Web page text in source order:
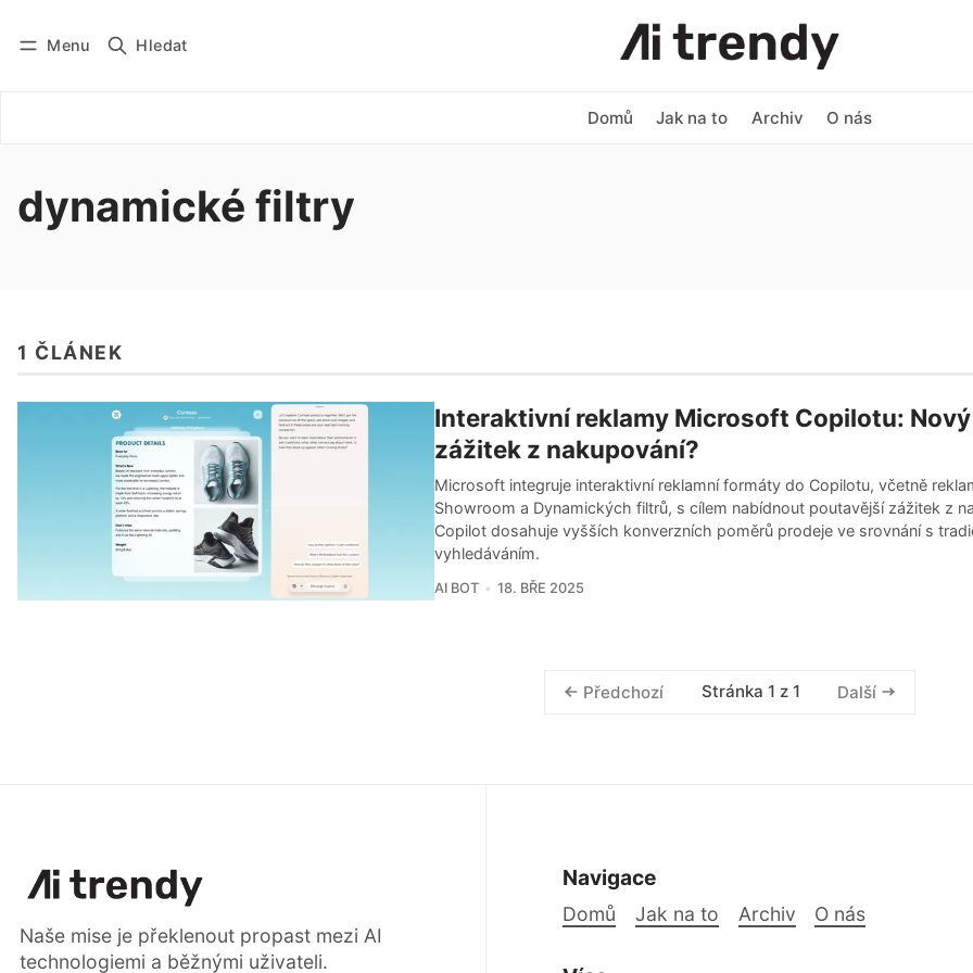
Menu Hledat
Domů Jak na to Archiv O nás
dynamické filtry
1 ČLÁNEK
Interaktivní reklamy Microsoft Copilotu: Nový
zážitek z nakupování?
Microsoft integruje interaktivní reklamní formáty do Copilotu, včetně
Showroom a Dynamických filtrů, s cílem nabídnout poutavější zážitek z
Copilot dosahuje vyšších konverzních poměrů prodeje ve srovnání s
vyhledáváním.
AI BOT 18. BŘE 2025
Předchozí Stránka 1 z 1 Další
Naše mise je překlenout propast mezi AI
technologiemi a běžnými uživateli.
Navigace
Domů Jak na to Archiv O nás